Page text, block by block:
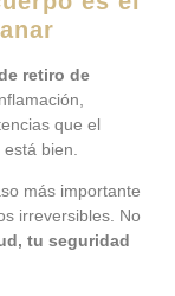
retiro de
que el
bien.
más importante
irreversibles. No
tu seguridad